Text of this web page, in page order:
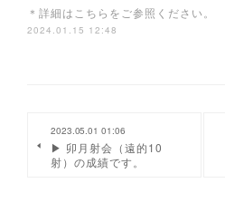
＊詳細はこちらをご参照ください。
2024.01.15 12:48
2023.05.01 01:06
▶ 卯月射会（遠的10
射）の成績です。